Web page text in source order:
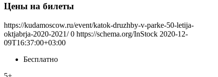
Цены на билеты
https://kudamoscow.ru/event/katok-druzhby-v-parke-50-letija-
oktjabrja-2020-2021/ 0 https://schema.org/InStock 2020-12-
09T16:37:00+03:00
Бесплатно